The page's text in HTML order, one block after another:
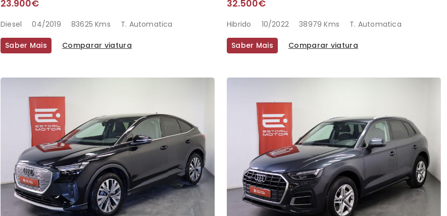
23.900€
Diesel 04/2019 83625 Kms T. Automatica
Saber Mais Comparar viatura
32.500€
Hibrido 10/2022 38979 Kms T. Automatica
Saber Mais Comparar viatura